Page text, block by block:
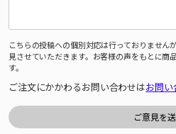
こちらの投稿への個別対応は行っておりません
見させていただきます。お客様の声をもとに商
す。
ご注文にかかわるお問い合わせはお問い